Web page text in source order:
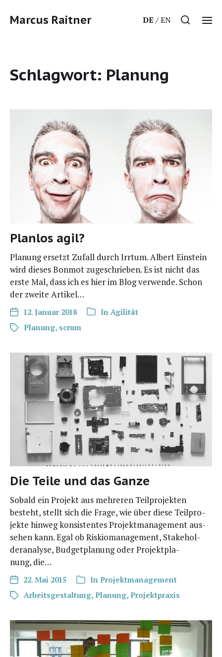
Marcus Raitner DE EN
Schlagwort: Planung
Planlos agil?
Pla­nung ersetzt Zufall durch Irr­tum. Albert Ein­stein
wird die­ses Bon­mot zuge­schrie­ben. Es ist nicht das
ers­te Mal, dass ich es hier im Blog ver­wen­de. Schon
der zwei­te Artikel…
12. Januar 2018 In Agilität
Planung, scrum
Die Teile und das Ganze
Sobald ein Pro­jekt aus meh­re­ren Teil­pro­jek­ten
besteht, stellt sich die Fra­ge, wie über die­se Teil­pro­
jek­te hin­weg kon­sis­ten­tes Pro­jekt­ma­nage­ment aus­
se­hen kann. Egal ob Ris­kio­ma­nage­ment, Stake­hol­
der­ana­ly­se, Bud­get­pla­nung oder Pro­jekt­pla­
nung, die…
22. Mai 2015 In Projektmanagement
Arbeitsgestaltung, Planung, Projektpraxis